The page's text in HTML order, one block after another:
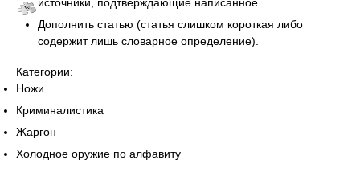
Дополнить статью (статья слишком короткая либо
содержит лишь словарное определение).
Категории:
Ножи
Криминалистика
Жаргон
Холодное оружие по алфавиту